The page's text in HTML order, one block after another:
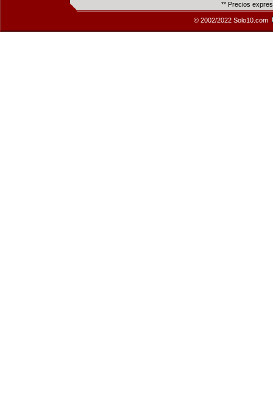
** Precios
© 2002/2022 Solo10.com